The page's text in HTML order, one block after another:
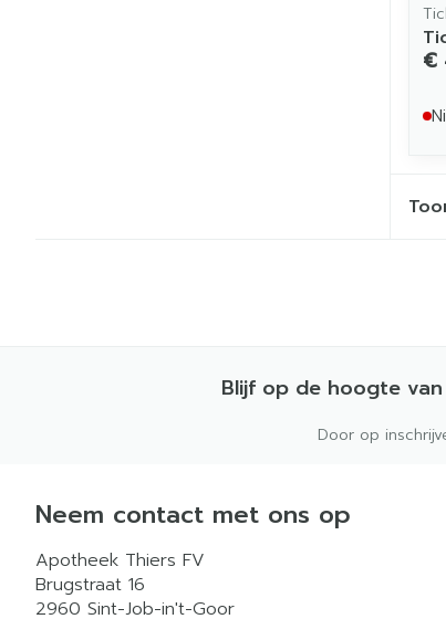
€
Blijf op de hoogte
Door op
Neem contact met ons op
Apotheek Thiers FV
Brugstraat 16
2960 Sint-Job-in't-Goor